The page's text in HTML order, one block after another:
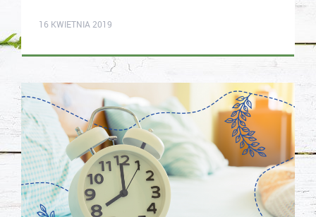
16 KWIETNIA 2019